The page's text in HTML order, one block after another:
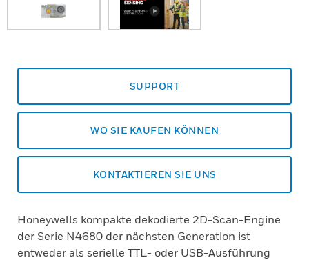
SUPPORT
WO SIE KAUFEN KÖNNEN
KONTAKTIEREN SIE UNS
Honeywells kompakte dekodierte 2D-Scan-Engine
der Serie N4680 der nächsten Generation ist
entweder als serielle TTL- oder USB-Ausführung